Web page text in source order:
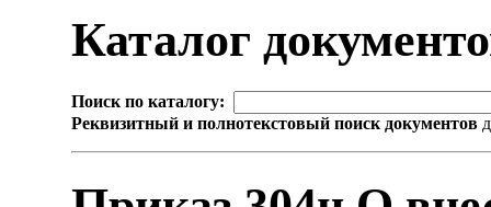
Каталог
Поиск по каталогу:
Реквизитный и полнотекстовый поиск документов